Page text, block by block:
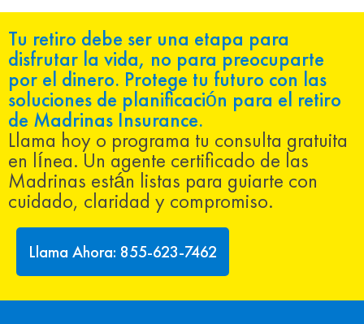
Tu retiro debe ser una etapa para
disfrutar la vida, no para preocuparte
por el dinero. Protege tu futuro con las
soluciones de planificación para el retiro
de Madrinas Insurance.
Llama hoy o programa tu consulta gratuita
en línea. Un agente certificado de las
Madrinas están listas para guiarte con
cuidado, claridad y compromiso.
Llama Ahora: 855-623-7462